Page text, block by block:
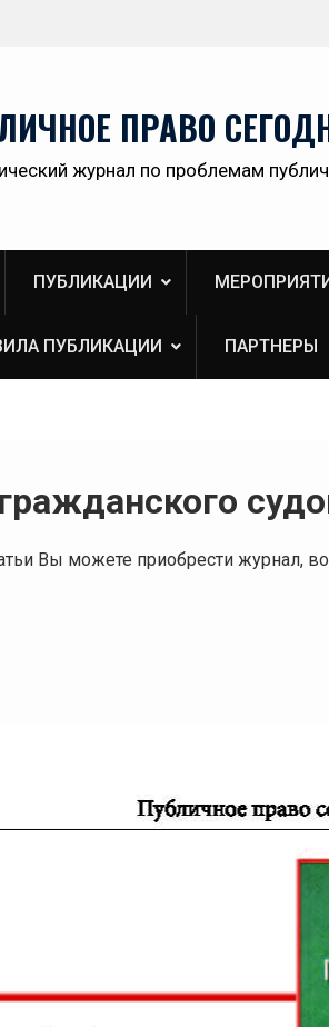
порядок
публично-правовых споров и
медицина» II Донбасского
ПРАВО
журнал по проблемам
ПУБЛИКАЦИИ
ПУБЛИКАЦИИ ПАРТНЕРЫ
Вы можете приобрести журнал,